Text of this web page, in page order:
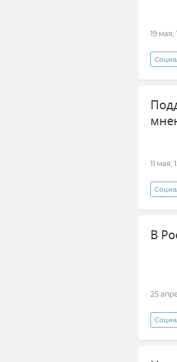
19 мая,
11 мая,
В
25